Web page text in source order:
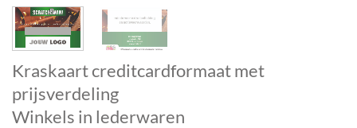
Kraskaart creditcardformaat met
prijsverdeling
Winkels in lederwaren